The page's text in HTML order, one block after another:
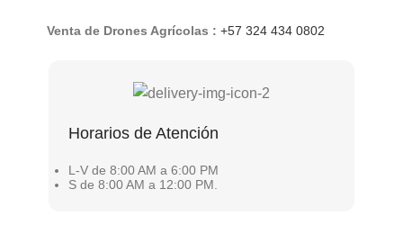
Venta de Drones Agrícolas : +57 324 434 0802
Horarios de Atención
L-V de 8:00 AM a 6:00 PM
S de 8:00 AM a 12:00 PM.